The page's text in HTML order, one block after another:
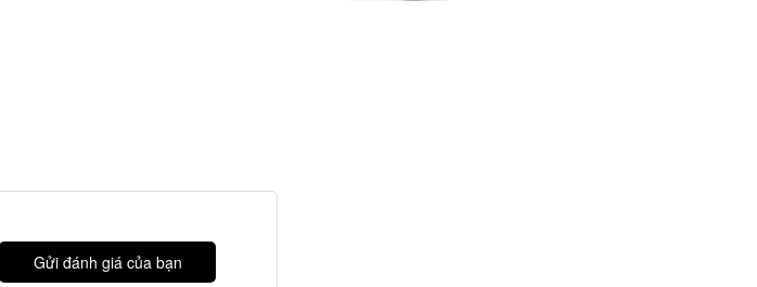
Gửi đánh giá của bạn